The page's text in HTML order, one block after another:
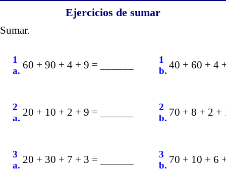
Ejercicios de sumar
Sumar.
1
a. 60 + 90 + 4 + 9 = ______
1
b. 40 + 60 + 4
2
a. 20 + 10 + 2 + 9 = ______
2
b. 70 + 8 + 2 +
3
a. 20 + 30 + 7 + 3 = ______
3
b. 70 + 10 + 6